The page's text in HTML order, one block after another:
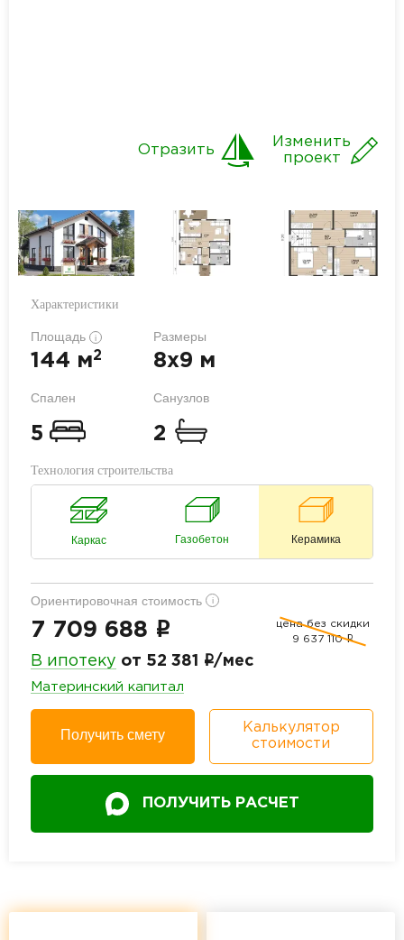
Изменить
проект
Отразить
Характеристики
Площадь i
144 м2
Размеры
8x9 м
Спален
5
Санузлов
2
Технология строительства
Каркас Газобетон Керамика
Ориентировочная стоимость i
7 709 688 i
цена без скидки
9 637 110 i
В ипотеку от 52 381 i/мес
Материнский капитал
Получить смету
Калькулятор
стоимости
ПОЛУЧИТЬ РАСЧЕТ